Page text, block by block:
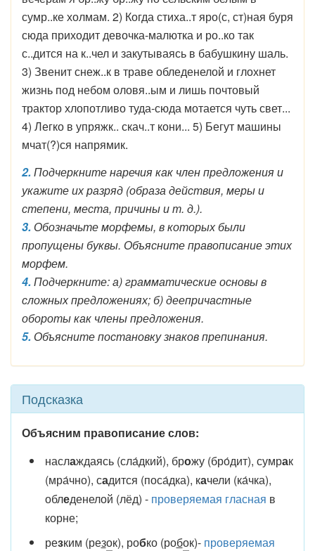
сумр..ке холмам. 2) Когда стиха..т яро(с, ст)ная буря
сюда приходит девочка-малютка и ро..ко так
с..дится на к..чел и закутываясь в бабушкину шаль.
3) Звенит снеж..к в траве обледенелой и глохнет
жизнь под небом оловя..ым и лишь почтовый
трактор хлопотливо туда-сюда мотается чуть свет...
4) Легко в упряжк.. скач..т кони... 5) Бегут машины
мчат(?)ся напрямик.
2. Подчеркните наречия как член предложения и
укажите их разряд (образа действия, меры и
степени, места, причины и т. д.).
3. Обозначьте морфемы, в которых были
пропущены буквы. Объясните правописание этих
морфем.
4. Подчеркните: а) грамматические основы в
сложных предложениях; б) деепричастные
обороты как члены предложения.
5. Объясните постановку знаков препинания.
Подсказка
Объясним правописание слов:
наслаждаясь (сла́дкий), брожу (бро́дит), сумрак
(мра́чно), садится (поса́дка), качели (ка́чка),
обледенелой (лёд) - проверяемая гласная в
корне;
резким (резок), робко (робок)- проверяемая